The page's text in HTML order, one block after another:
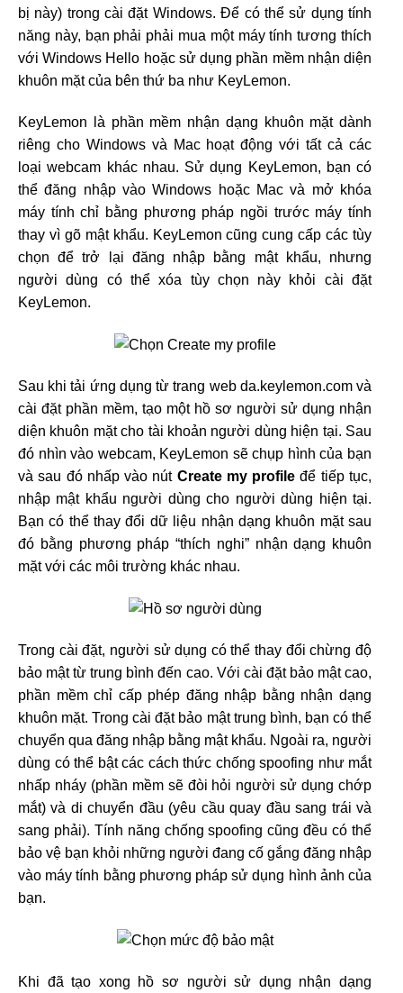
bị này) trong cài đặt Windows. Để có thể sử dụng tính
năng này, bạn phải phải mua một máy tính tương thích
với Windows Hello hoặc sử dụng phần mềm nhận diện
khuôn mặt của bên thứ ba như KeyLemon.
KeyLemon là phần mềm nhận dạng khuôn mặt dành
riêng cho Windows và Mac hoạt động với tất cả các
loại webcam khác nhau. Sử dụng KeyLemon, bạn có
thể đăng nhập vào Windows hoặc Mac và mở khóa
máy tính chỉ bằng phương pháp ngồi trước máy tính
thay vì gõ mật khẩu. KeyLemon cũng cung cấp các tùy
chọn để trở lại đăng nhập bằng mật khẩu, nhưng
người dùng có thể xóa tùy chọn này khỏi cài đặt
KeyLemon.
Sau khi tải ứng dụng từ trang web da.keylemon.com và
cài đặt phần mềm, tạo một hồ sơ người sử dụng nhận
diện khuôn mặt cho tài khoản người dùng hiện tại. Sau
đó nhìn vào webcam, KeyLemon sẽ chụp hình của bạn
và sau đó nhấp vào nút Create my profileđể tiếp tục,
nhập mật khẩu người dùng cho người dùng hiện tại.
Bạn có thể thay đổi dữ liệu nhận dạng khuôn mặt sau
đó bằng phương pháp “thích nghi” nhận dạng khuôn
mặt với các môi trường khác nhau.
Trong cài đặt, người sử dụng có thể thay đổi chừng độ
bảo mật từ trung bình đến cao. Với cài đặt bảo mật cao,
phần mềm chỉ cấp phép đăng nhập bằng nhận dạng
khuôn mặt. Trong cài đặt bảo mật trung bình, bạn có thể
chuyển qua đăng nhập bằng mật khẩu. Ngoài ra, người
dùng có thể bật các cách thức chống spoofing như mắt
nhấp nháy (phần mềm sẽ đòi hỏi người sử dụng chớp
mắt) và di chuyển đầu (yêu cầu quay đầu sang trái và
sang phải). Tính năng chống spoofing cũng đều có thể
bảo vệ bạn khỏi những người đang cố gắng đăng nhập
vào máy tính bằng phương pháp sử dụng hình ảnh của
bạn.
Khi đã tạo xong hồ sơ người sử dụng nhận dạng